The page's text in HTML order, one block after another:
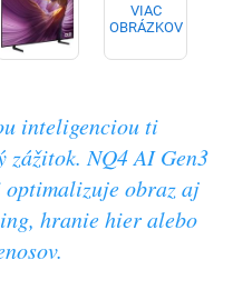
VIAC
OBRÁZKOV
inteligenciou ti
zážitok. NQ4 AI Gen3
optimalizuje obraz aj
hranie hier alebo